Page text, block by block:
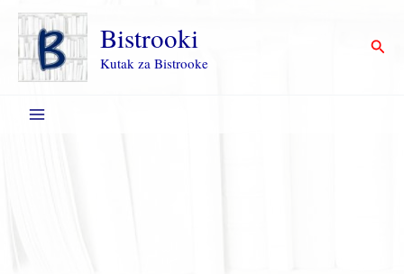
Пређи
садржај
Bistrooki
Kutak za Bistrooke